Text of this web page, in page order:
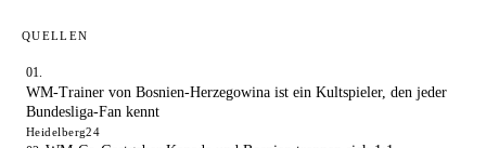
QUELLEN
WM-Trainer von Bosnien-Herzegowina ist ein Kultspieler, den jeder
Bundesliga-Fan kennt
Heidelberg24